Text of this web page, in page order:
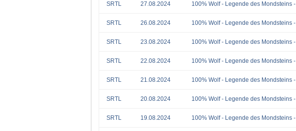
SRTL 27.08.2024 100% Wolf - Legende des Mondsteins -
SRTL 26.08.2024 100% Wolf - Legende des Mondsteins -
SRTL 23.08.2024 100% Wolf - Legende des Mondsteins -
SRTL 22.08.2024 100% Wolf - Legende des Mondsteins -
SRTL 21.08.2024 100% Wolf - Legende des Mondsteins -
SRTL 20.08.2024 100% Wolf - Legende des Mondsteins -
SRTL 19.08.2024 100% Wolf - Legende des Mondsteins -